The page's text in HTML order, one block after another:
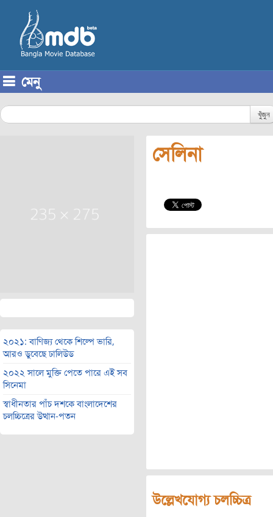
মেনু
খুঁজুন
২০২১: বাণিজ্য থেকে শিল্পে ভারি,
আরও ডুবেছে ঢালিউড
২০২২ সালে মুক্তি পেতে পারে এই সব
সিনেমা
স্বাধীনতার পাঁচ দশকে বাংলাদেশের
চলচ্চিত্রের উত্থান-পতন
সেলিনা
উল্লেখযোগ্য চলচ্চিত্র